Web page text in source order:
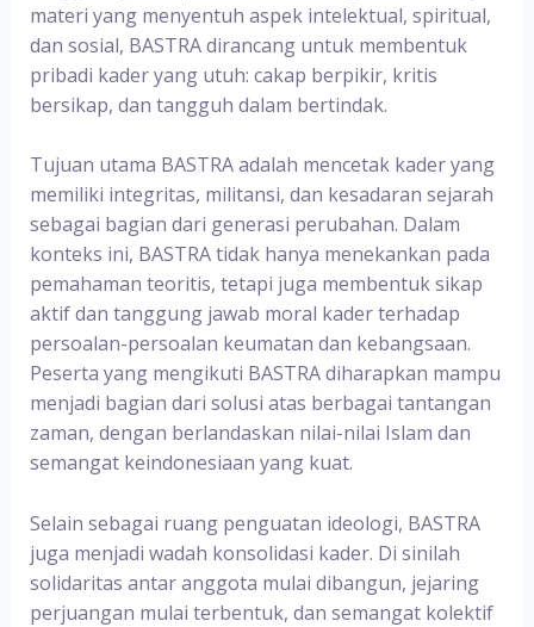
materi yang menyentuh aspek intelektual, spiritual,
dan sosial, BASTRA dirancang untuk membentuk
pribadi kader yang utuh: cakap berpikir, kritis
bersikap, dan tangguh dalam bertindak.
Tujuan utama BASTRA adalah mencetak kader yang
memiliki integritas, militansi, dan kesadaran sejarah
sebagai bagian dari generasi perubahan. Dalam
konteks ini, BASTRA tidak hanya menekankan pada
pemahaman teoritis, tetapi juga membentuk sikap
aktif dan tanggung jawab moral kader terhadap
persoalan-persoalan keumatan dan kebangsaan.
Peserta yang mengikuti BASTRA diharapkan mampu
menjadi bagian dari solusi atas berbagai tantangan
zaman, dengan berlandaskan nilai-nilai Islam dan
semangat keindonesiaan yang kuat.
Selain sebagai ruang penguatan ideologi, BASTRA
juga menjadi wadah konsolidasi kader. Di sinilah
solidaritas antar anggota mulai dibangun, jejaring
perjuangan mulai terbentuk, dan semangat kolektif